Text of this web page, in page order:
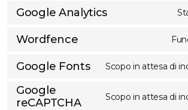
Google Analytics
Wordfence
Google Fonts Scopo in attesa di
Google
reCAPTCHA
Scopo in attesa di